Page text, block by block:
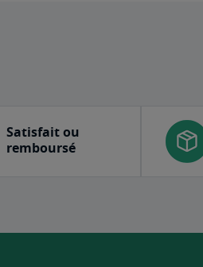
Satisfait ou
remboursé